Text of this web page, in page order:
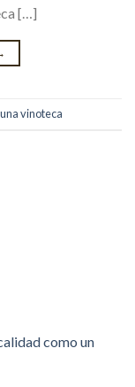
[…]
vinoteca
como un